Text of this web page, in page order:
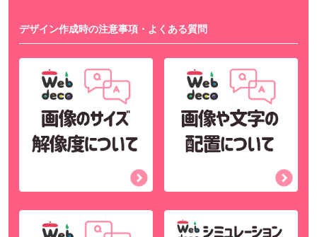
デザイン作成時の注意事項・よくある質問